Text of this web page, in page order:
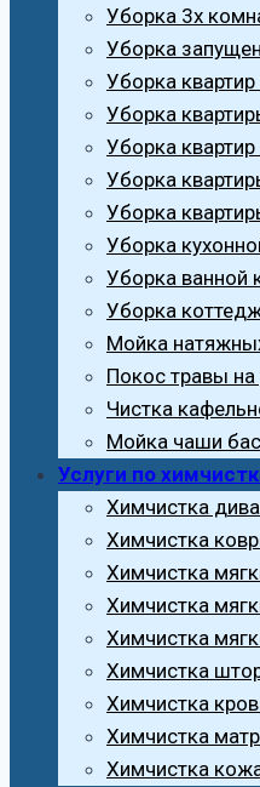
Уборка 3х
Уборка
Уборка
Уборка
Уборка
Уборка
Уборка
Уборка
Уборка ванной
Уборка
Мойка
Покос травы на
Чистка
Мойка чаши
Услуги по
Химчистка
Химчистка
Химчистка
Химчистка
Химчистка
Химчистка
Химчистка
Химчистка
Химчистка